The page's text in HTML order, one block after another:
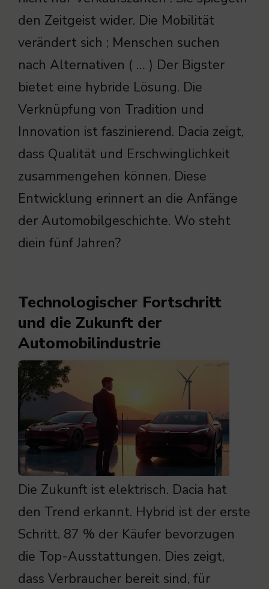
den Zeitgeist wider. Die Mobilität
verändert sich ; Menschen suchen
nach Alternativen ( … ) Der Bigster
bietet eine hybride Lösung. Die
Verknüpfung von Tradition und
Innovation ist faszinierend. Dacia zeigt,
dass Qualität und Erschwinglichkeit
zusammengehen können. Diese
Entwicklung erinnert an die Anfänge
der Automobilgeschichte. Wo steht
diein fünf Jahren?
Technologischer Fortschritt
und die Zukunft der
Automobilindustrie
Die Zukunft ist elektrisch. Dacia hat
den Trend erkannt. Hybrid ist der erste
Schritt. 87 % der Käufer bevorzugen
die Top-Ausstattungen. Dies zeigt,
dass Verbraucher bereit sind, für